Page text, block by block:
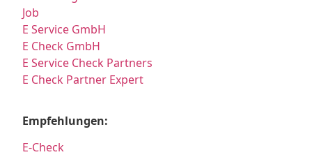
Job
E Service GmbH
E Check GmbH
E Service Check Partners
E Check Partner Expert
Empfehlungen:
E-Check